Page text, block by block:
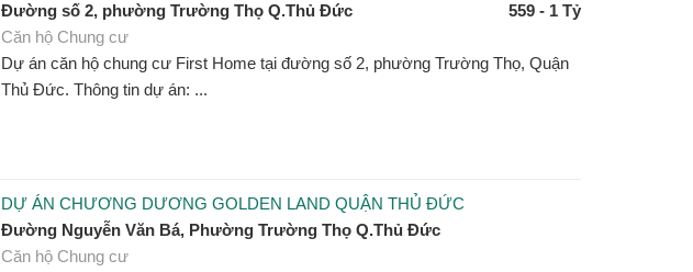
Đường số 2, phường Trường Thọ Q.Thủ Đức
559 - 1 Tỷ
Căn hộ Chung cư
Dự án căn hộ chung cư First Home tại đường số 2, phường Trường Thọ, Quận
Thủ Đức. Thông tin dự án: ...
DỰ ÁN CHƯƠNG DƯƠNG GOLDEN LAND QUẬN THỦ ĐỨC
Đường Nguyễn Văn Bá, Phường Trường Thọ Q.Thủ Đức
Căn hộ Chung cư